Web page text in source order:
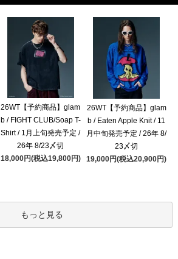
26WT【予約商品】glam
b / FIGHT CLUB/Soap T-
Shirt / 1月上旬発売予定 /
26年 8/23〆切
18,000円(税込19,800円)
26WT【予約商品】glam
b / Eaten Apple Knit / 11
月中旬発売予定 / 26年 8/
23〆切
19,000円(税込20,900円)
もっと見る